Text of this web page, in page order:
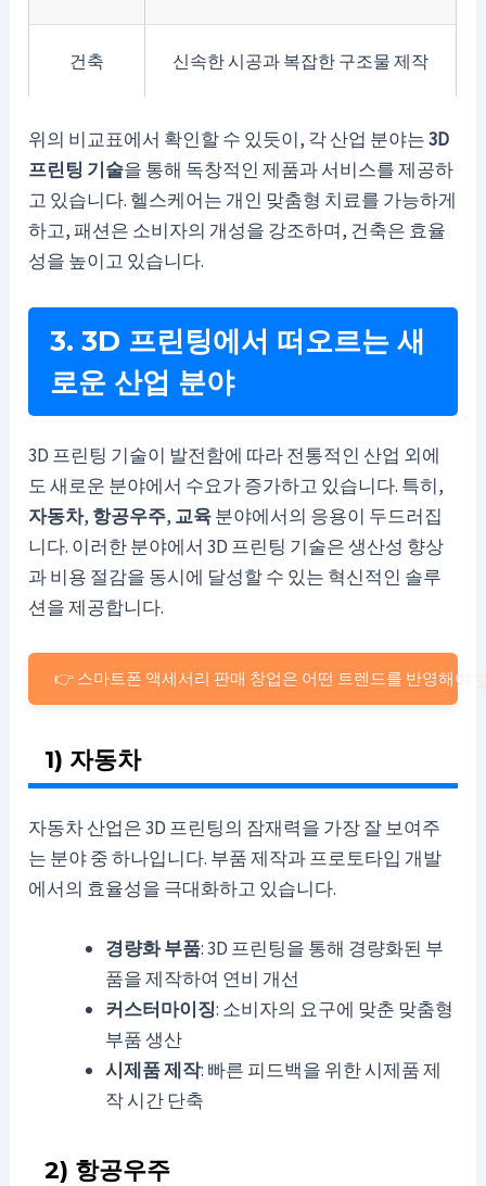
건축 신속한 시공과 복잡한 구조물 제작
위의 비교표에서 확인할 수 있듯이, 각 산업 분야는3D
프린팅 기술을 통해 독창적인 제품과 서비스를 제공하
고 있습니다. 헬스케어는 개인 맞춤형 치료를 가능하게
하고, 패션은 소비자의 개성을 강조하며, 건축은 효율
성을 높이고 있습니다.
3. 3D 프린팅에서 떠오르는 새
로운 산업 분야
3D 프린팅 기술이 발전함에 따라 전통적인 산업 외에
도 새로운 분야에서 수요가 증가하고 있습니다. 특히,
자동차, 항공우주, 교육분야에서의 응용이 두드러집
니다. 이러한 분야에서 3D 프린팅 기술은 생산성 향상
과 비용 절감을 동시에 달성할 수 있는 혁신적인 솔루
션을 제공합니다.
👉 스마트폰 액세서리 판매 창업은 어떤 트렌드를 반영해야
1) 자동차
자동차 산업은 3D 프린팅의 잠재력을 가장 잘 보여주
는 분야 중 하나입니다. 부품 제작과 프로토타입 개발
에서의 효율성을 극대화하고 있습니다.
경량화 부품: 3D 프린팅을 통해 경량화된 부
품을 제작하여 연비 개선
커스터마이징: 소비자의 요구에 맞춘 맞춤형
부품 생산
시제품 제작: 빠른 피드백을 위한 시제품 제
작 시간 단축
2) 항공우주